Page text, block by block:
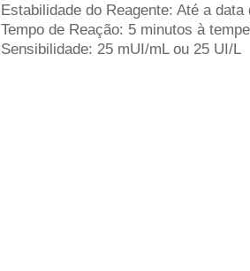
Estabilidade do Reagente: Até a
Tempo de Reação: 5 minutos à
Sensibilidade: 25 mUI/mL ou 25 UI/L